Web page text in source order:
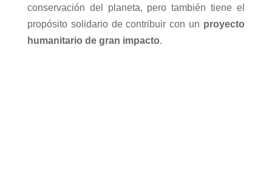
conservación del planeta, pero también tiene el
propósito solidario de contribuir con un proyecto
humanitario de gran impacto.